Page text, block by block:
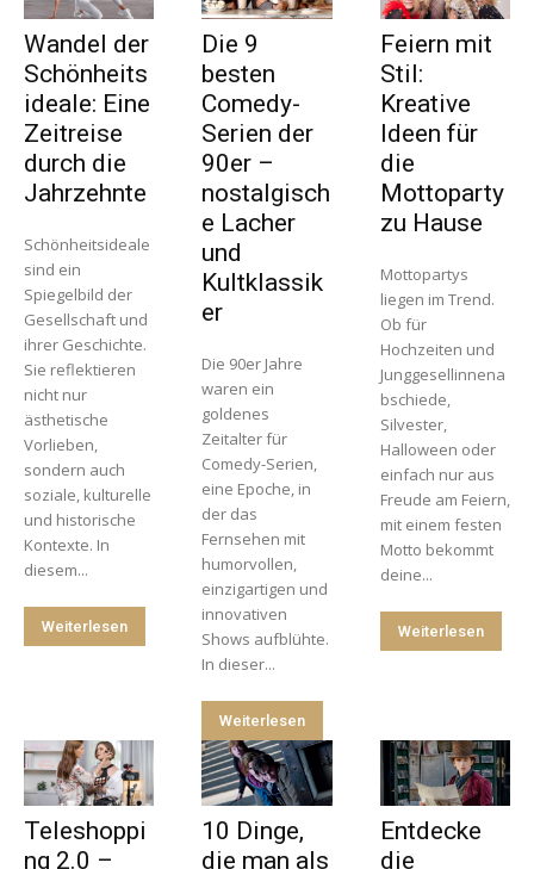
Wandel der
Schönheits
ideale: Eine
Zeitreise
durch die
Jahrzehnte
Schönheitsideale
sind ein
Spiegelbild der
Gesellschaft und
ihrer Geschichte.
Sie reflektieren
nicht nur
ästhetische
Vorlieben,
sondern auch
soziale, kulturelle
und historische
Kontexte. In
diesem...
Weiterlesen
Die 9
besten
Comedy-
Serien der
90er –
nostalgisch
e Lacher
und
Kultklassik
er
Die 90er Jahre
waren ein
goldenes
Zeitalter für
Comedy-Serien,
eine Epoche, in
der das
Fernsehen mit
humorvollen,
einzigartigen und
innovativen
Shows aufblühte.
In dieser...
Weiterlesen
Feiern mit
Stil:
Kreative
Ideen für
die
Mottoparty
zu Hause
Mottopartys
liegen im Trend.
Ob für
Hochzeiten und
Junggesellinnena
bschiede,
Silvester,
Halloween oder
einfach nur aus
Freude am Feiern,
mit einem festen
Motto bekommt
deine...
Weiterlesen
Teleshoppi
ng 2.0 –
10 Dinge,
die man als
Entdecke
die